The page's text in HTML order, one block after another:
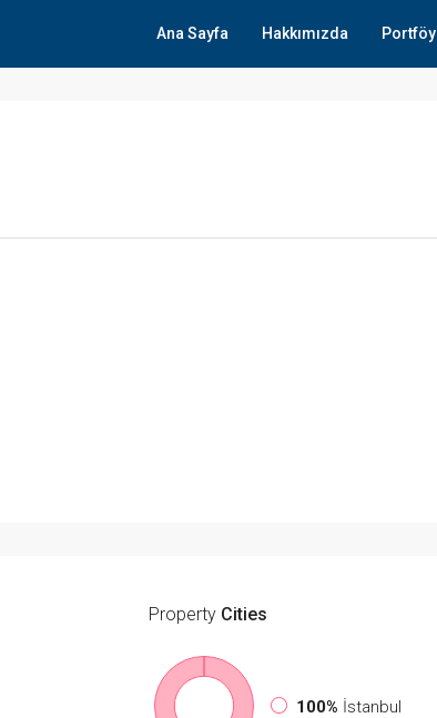
Ana Sayfa Hakkımızda Portföy
Property Cities
100% İstanbul